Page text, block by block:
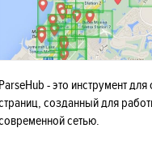
ParseHub - это инструмент для
созданный для
сетью.